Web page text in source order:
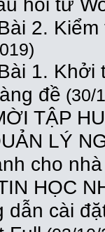
2.
1. Khởi
đề (30/
TẬP
LÝ
cho
HỌC
dẫn cài